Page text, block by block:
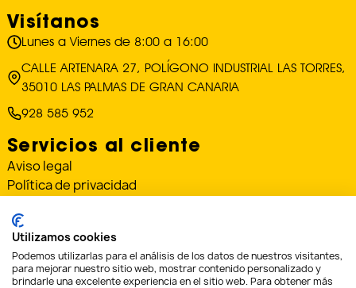
Visítanos
Lunes a Viernes de 8:00 a 16:00
CALLE ARTENARA 27, POLÍGONO INDUSTRIAL LAS TORRES,
35010 LAS PALMAS DE GRAN CANARIA
928 585 952
Servicios al cliente
Aviso legal
Política de privacidad
Condiciones de envío y devoluciones
«Financiado por la Unión Europea – NextGenerationEU»
«Financiado por la Unión Europea – NextGenerationEU. Sin
Utilizamos cookies
Podemos utilizarlas para el análisis de los datos de nuestros visitantes,
para mejorar nuestro sitio web, mostrar contenido personalizado y
brindarle una excelente experiencia en el sitio web. Para obtener más